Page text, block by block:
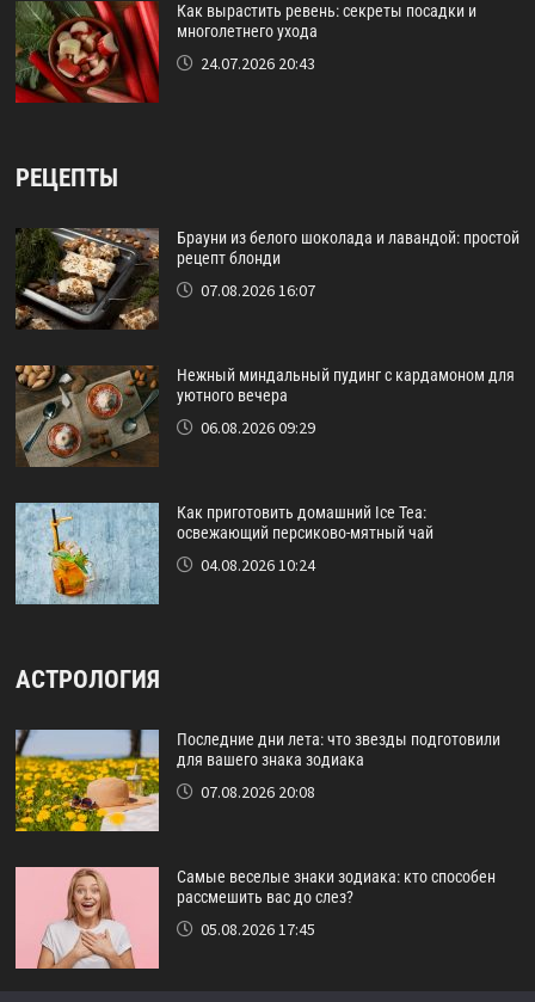
Как вырастить ревень: секреты посадки и
многолетнего ухода
24.07.2026 20:43
РЕЦЕПТЫ
Брауни из белого шоколада и лавандой: простой
рецепт блонди
07.08.2026 16:07
Нежный миндальный пудинг с кардамоном для
уютного вечера
06.08.2026 09:29
Как приготовить домашний Ice Tea:
освежающий персиково-мятный чай
04.08.2026 10:24
АСТРОЛОГИЯ
Последние дни лета: что звезды подготовили
для вашего знака зодиака
07.08.2026 20:08
Самые веселые знаки зодиака: кто способен
рассмешить вас до слез?
05.08.2026 17:45